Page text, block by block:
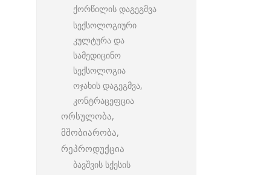
ქორწილის დაგეგმვა
სექსოლოგიური
კულტურა და
სამედიცინო
სექსოლოგია
ოჯახის დაგეგმვა,
კონტრაცეფცია
ორსულობა,
მშობიარობა,
რეპროდუქცია
ბავშვის სქესის